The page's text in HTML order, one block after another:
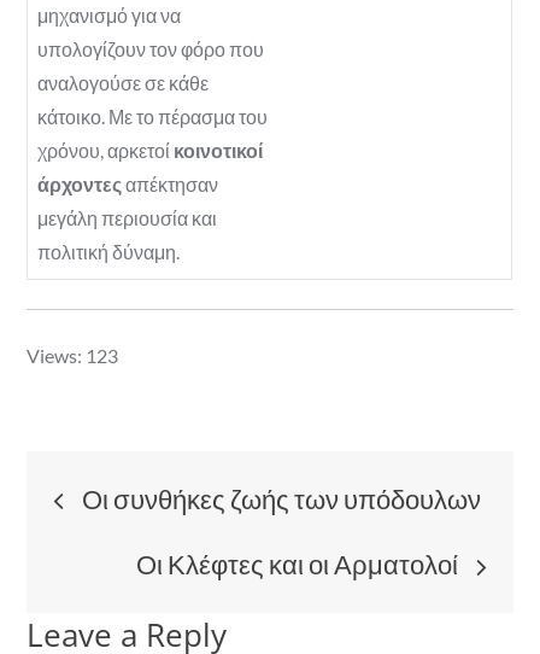
μηχανισμό για να
υπολογίζουν τον φόρο που
αναλογούσε σε κάθε
κάτοικο. Με το πέρασμα του
χρόνου, αρκετοί κοινοτικοί
άρχοντεςαπέκτησαν
μεγάλη περιουσία και
πολιτική δύναμη.
Views: 123
Post
navigation
Οι συνθήκες ζωής των υπόδουλων
Οι Κλέφτες και οι Αρματολοί
Leave a Reply